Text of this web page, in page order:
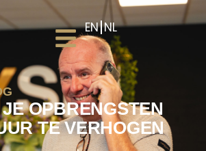
EN NL
OPBRENGSTEN
TE VERHOGEN